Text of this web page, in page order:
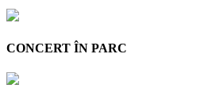
CONCERT ÎN PARC